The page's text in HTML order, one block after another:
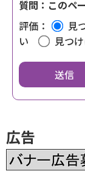
質問：このペ
評価：
見
い
見つ
広告